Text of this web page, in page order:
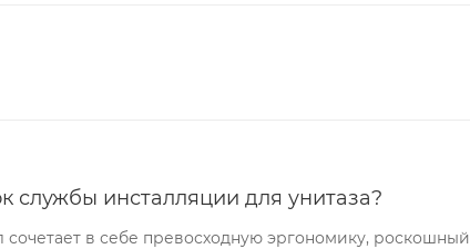
службы инсталляции для унитаза?
в себе превосходную эргономику, роскошный